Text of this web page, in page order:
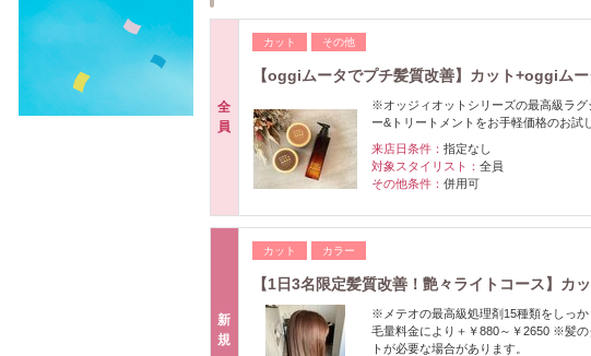
全
員
カット その他
【oggiムータでプチ髪質改善】カット+oggiム
※オッジィオットシリーズの最高級ラ
ー&トリートメントをお手軽価格のお試
来店日条件： 指定なし
対象スタイリスト： 全員
その他条件： 併用可
新
規
カット カラー
【1日3名限定髪質改善！艶々ライトコース】カ
※メテオの最高級処理剤15種類をしっ
毛量料金により＋￥880～￥2650 ※髪
トが必要な場合があります。